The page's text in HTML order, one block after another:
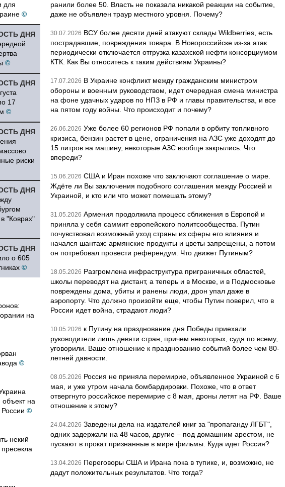
для
©
ДНЯ
©
ДНЯ
17
©
ДНЯ
риски
ДНЯ
"Коврах"
ДНЯ
о 605
©
на
©
объект на
©
некий
ранили более 50. Власть не показала никакой реакции на событие,
даже не объявлен траур местного уровня. Почему?
30.07.2026 ВСУ более десяти дней атакуют склады Wildberries, есть
пострадавшие, повреждения товара. В Новороссийске из-за атак
периодически отключается отгрузка казахской нефти консорциумом
КТК. Как Вы относитесь к таким действиям Украины?
17.07.2026 В Украине конфликт между гражданским министром
обороны и военным руководством, идет очередная смена министра
на фоне удачных ударов по НПЗ в РФ и главы правительства, и все
на пятом году войны. Что происходит и почему?
26.06.2026 Уже более 60 регионов РФ попали в орбиту топливного
кризиса, бензин растет в цене, ограничения на АЗС уже доходят до
15 литров на машину, некоторые АЗС вообще закрылись. Что
впереди?
15.06.2026 США и Иран похоже что заключают соглашение о мире.
Ждёте ли Вы заключения подобного соглашения между Россией и
Украиной, и кто или что может помешать этому?
31.05.2026 Армения продолжила процесс сближения в Европой и
приняла у себя саммит европейского политсообщества. Путин
почувствовал возможный уход страны из сферы его влияния и
начался шантаж: армянские продукты и цветы запрещены, а потом
он потребовал провести референдум. Что движет Путиным?
18.05.2026 Разгромлена инфраструктура приграничных областей,
школы переводят на дистант, а теперь и в Москве, и в Подмосковье
повреждены дома, убиты и ранены люди, дрон упал даже в
аэропорту. Что должно произойти еще, чтобы Путин поверил, что в
России идет война, страдают люди?
10.05.2026 к Путину на празднование дня Победы приехали
руководители лишь девяти стран, причем некоторых, судя по всему,
уговорили. Ваше отношение к празднованию событий более чем 80-
летней давности.
08.05.2026 Россия не приняла перемирие, объявленное Украиной с 6
мая, и уже утром начала бомбардировки. Похоже, что в ответ
отвергнуто российское перемирие с 8 мая, дроны летят на РФ. Ваше
отношение к этому?
24.04.2026 Заведены дела на издателей книг за "пропаганду ЛГБТ",
одних задержали на 48 часов, другие – под домашним арестом, не
пускают в прокат признанные в мире фильмы. Куда идет Россия?
13.04.2026 Переговоры США и Ирана пока в тупике, и, возможно, не
дадут положительных результатов. Что тогда?